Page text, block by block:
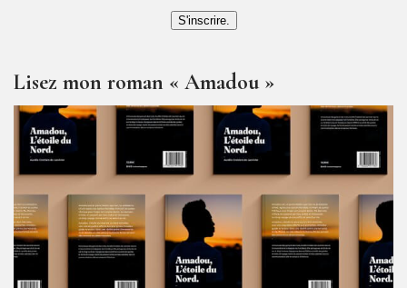
S'inscrire.
Lisez mon roman « Amadou »